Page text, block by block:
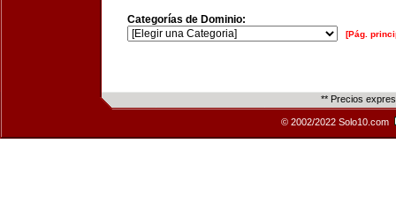
Categorías de Dominio:
[Pág.
** Precios
© 2002/2022 Solo10.com